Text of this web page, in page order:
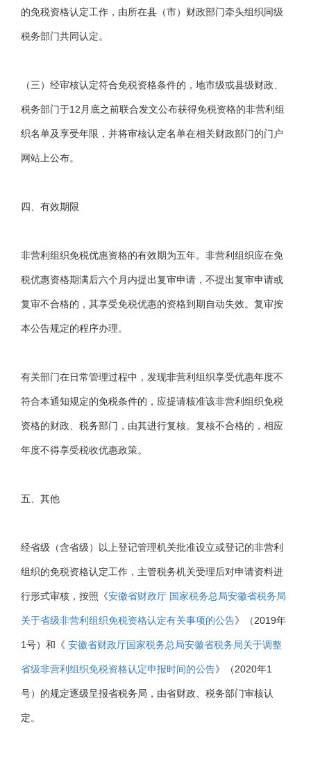
的免税资格认定工作，由所在县（市）财政部门牵头组织同级
税务部门共同认定。
（三）经审核认定符合免税资格条件的，地市级或县级财政、
税务部门于12月底之前联合发文公布获得免税资格的非营利组
织名单及享受年限，并将审核认定名单在相关财政部门的门户
网站上公布。
四、有效期限
非营利组织免税优惠资格的有效期为五年。非营利组织应在免
税优惠资格期满后六个月内提出复审申请，不提出复审申请或
复审不合格的，其享受免税优惠的资格到期自动失效。复审按
本公告规定的程序办理。
有关部门在日常管理过程中，发现非营利组织享受优惠年度不
符合本通知规定的免税条件的，应提请核准该非营利组织免税
资格的财政、税务部门，由其进行复核。复核不合格的，相应
年度不得享受税收优惠政策。
五、其他
经省级（含省级）以上登记管理机关批准设立或登记的非营利
组织的免税资格认定工作，主管税务机关受理后对申请资料进
行形式审核，按照《安徽省财政厅 国家税务总局安徽省税务局
关于省级非营利组织免税资格认定有关事项的公告》（2019年
1号）和《 安徽省财政厅国家税务总局安徽省税务局关于调整
省级非营利组织免税资格认定申报时间的公告》（2020年1
号）的规定逐级呈报省税务局，由省财政、税务部门审核认
定。